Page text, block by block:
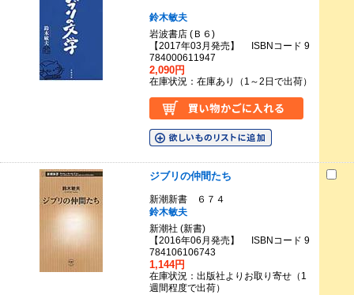
鈴木敏夫
岩波書店 (Ｂ６)
【2017年03月発売】 ISBNコード 9
784000611947
2,090円
在庫状況：在庫あり（1～2日で出荷）
ジブリの仲間たち
新潮新書 ６７４
鈴木敏夫
新潮社 (新書)
【2016年06月発売】 ISBNコード 9
784106106743
1,144円
在庫状況：出版社よりお取り寄せ（1
週間程度で出荷）